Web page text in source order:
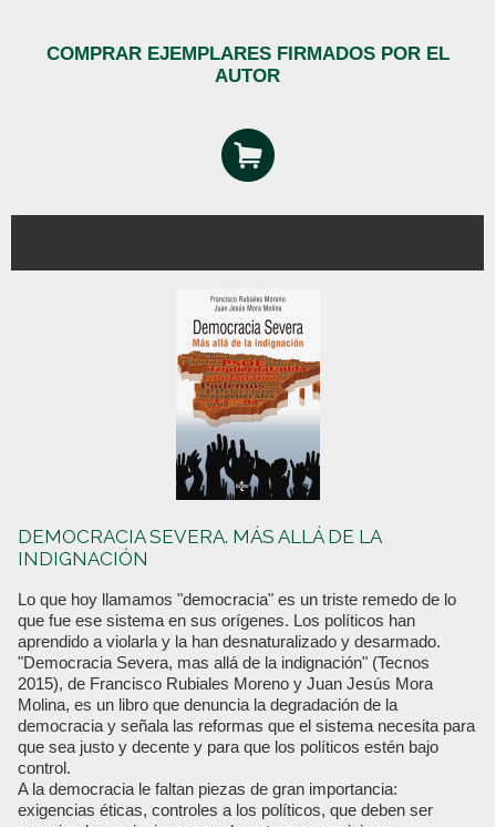
COMPRAR EJEMPLARES FIRMADOS POR EL
AUTOR
DEMOCRACIA SEVERA. MÁS ALLÁ DE LA
INDIGNACIÓN
Lo que hoy llamamos "democracia" es un triste remedo de lo
que fue ese sistema en sus orígenes. Los políticos han
aprendido a violarla y la han desnaturalizado y desarmado.
"Democracia Severa, mas allá de la indignación" (Tecnos
2015), de Francisco Rubiales Moreno y Juan Jesús Mora
Molina, es un libro que denuncia la degradación de la
democracia y señala las reformas que el sistema necesita para
que sea justo y decente y para que los políticos estén bajo
control.
A la democracia le faltan piezas de gran importancia:
exigencias éticas, controles a los políticos, que deben ser